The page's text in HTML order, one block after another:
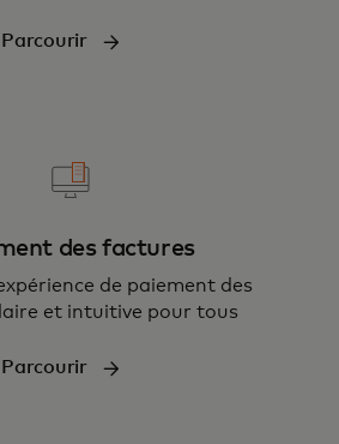
Parcourir
des factures
de paiement des
et intuitive pour tous
Parcourir